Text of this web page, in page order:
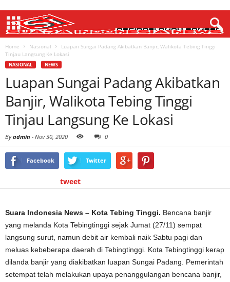
Home Nasional
Luapan Sungai Padang Akibatkan Banjir, Walikota Tebing Tinggi
Tinjau Langsung Ke Lokasi
NASIONAL NEWS
Luapan Sungai Padang Akibatkan
Banjir, Walikota Tebing Tinggi
Tinjau Langsung Ke Lokasi
Byadmin - Nov 30, 2020 0
Facebook Twitter
tweet
Suara Indonesia News – Kota Tebing Tinggi. Bencana banjir
yang melanda Kota Tebingtinggi sejak Jumat (27/11) sempat
langsung surut, namun debit air kembali naik Sabtu pagi dan
meluas kebeberapa daerah di Tebingtinggi. Kota Tebingtinggi kerap
dilanda banjir yang diakibatkan luapan Sungai Padang. Pemerintah
setempat telah melakukan upaya penanggulangan bencana banjir,